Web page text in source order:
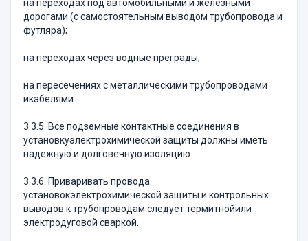
на переходах под автомобильными и железными
дорогами (с самостоятельным выводом трубопровода и
футляра);
на переходах через водные преграды;
на пересечениях с металлическими трубопроводами
икабелями.
3.3.5. Все подземные контактные соединения в
установкуэлектрохимической защиты должны иметь
надежную и долговечную изоляцию.
3.3.6. Приваривать провода
установокэлектрохимической защиты и контрольных
выводов к трубопроводам следует термитнойили
электродуговой сваркой.